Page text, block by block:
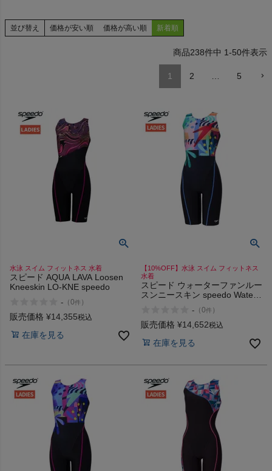
CHUMS
もっと見る
メンズカジュアルウェア
レディースカジュアルウェア
スポーツシューズ
もっと見る
並び替え 価格が安い順 価格が高い順 新着順
238件中 1-50件表示
1 2 … 5
水泳 スイム フィットネス 水着
スピード AQUA LAVA Loosen
Kneeskin LO-KNE speedo
- （0件 ）
販売価格 ¥14,355税込
在庫を見る
【10%OFF】水泳 スイム フィットネス
水着
スピード ウォーターファンルー
スンニースキン speedo Water
- （0件 ）
販売価格 ¥14,652税込
在庫を見る